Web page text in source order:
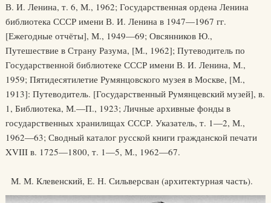
В. И. Ленина, т. 6, М., 1962; Государственная ордена Ленина
библиотека СССР имени В. И. Ленина в 1947—1967 гг.
[Ежегодные отчёты], М., 1949—69; Овсянников Ю.,
Путешествие в Страну Разума, [М., 1962]; Путеводитель по
Государственной библиотеке СССР имени В. И. Ленина, М.,
1959; Пятидесятилетие Румянцовского музея в Москве, [М.,
1913]: Путеводитель. [Государственный Румянцевский музей], в.
1, Библиотека, М.—П., 1923; Личные архивные фонды в
государственных хранилищах СССР. Указатель, т. 1—2, М.,
1962—63; Сводный каталог русской книги гражданской печати
XVIII в. 1725—1800, т. 1—5, М., 1962—67.
М. М. Клевенский, Е. Н. Сильверсван (архитектурная часть).